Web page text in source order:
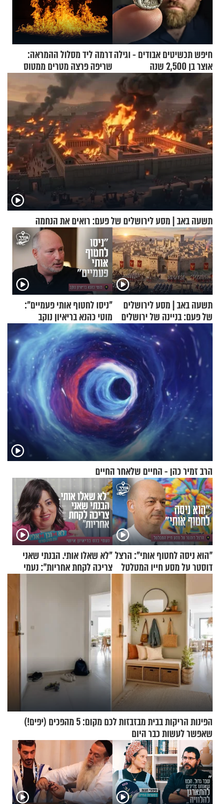
חיפש תכשיטים אבודים - וגילה
אוצר בן 2,500 שנה
דרמה ליד מסלול ההמראה:
שריפה פרצה מטרים ממטוס
מלא בנוסעים
תשעה באב | מסע לירושלים של פעם: רואים את הנחמה
תשעה באב | מסע לירושלים
של פעם: בניינה של ירושלים
"ניסו לחטוף אותי פעמיים":
מוטי כהנא בריאיון נוקב
הרב זמיר כהן - החיים שלאחר החיים
"הוא ניסה לחטוף אותי": הרצל
דוסטר על מסע חייו המטלטל
"לא שאלו אותי. הבנתי שאני
צריכה לקחת אחריות": נעמי
הפינות הריקות בבית מבזבזות לכם מקום: 5 מהפכים (יפים!)
שאפשר לעשות כבר היום